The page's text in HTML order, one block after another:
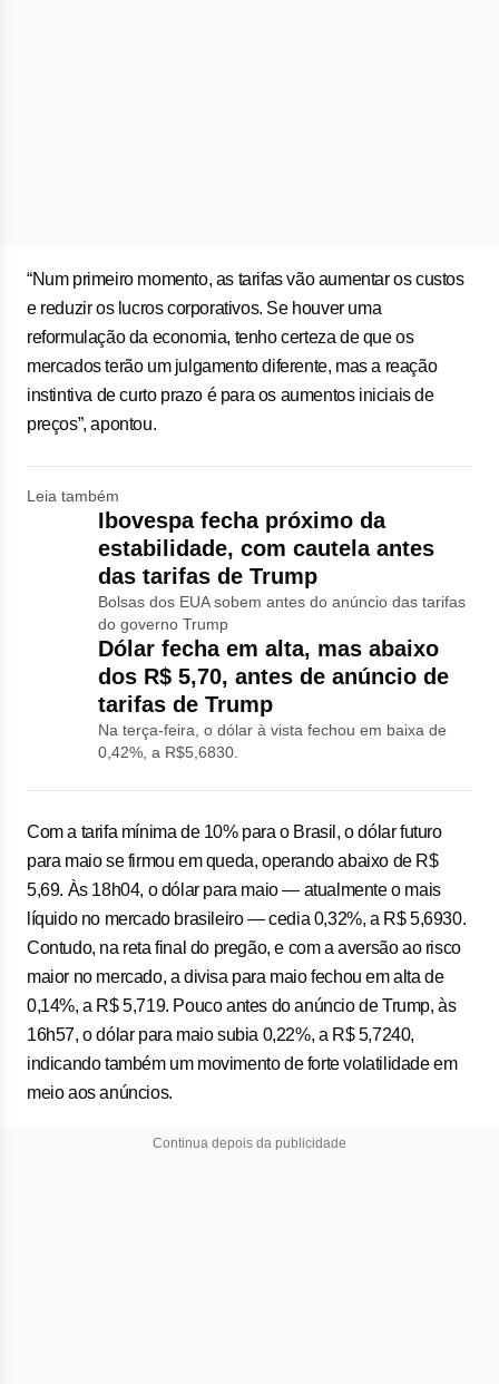
“Num primeiro momento, as tarifas vão aumentar os custos
e reduzir os lucros corporativos. Se houver uma
reformulação da economia, tenho certeza de que os
mercados terão um julgamento diferente, mas a reação
instintiva de curto prazo é para os aumentos iniciais de
preços”, apontou.
Leia também
Ibovespa fecha próximo da
estabilidade, com cautela antes
das tarifas de Trump
Bolsas dos EUA sobem antes do anúncio das tarifas
do governo Trump
Dólar fecha em alta, mas abaixo
dos R$ 5,70, antes de anúncio de
tarifas de Trump
Na terça-feira, o dólar à vista fechou em baixa de
0,42%, a R$5,6830.
Com a tarifa mínima de 10% para o Brasil, o dólar futuro
para maio se firmou em queda, operando abaixo de R$
5,69. Às 18h04, o dólar para maio — atualmente o mais
líquido no mercado brasileiro — cedia 0,32%, a R$ 5,6930.
Contudo, na reta final do pregão, e com a aversão ao risco
maior no mercado, a divisa para maio fechou em alta de
0,14%, a R$ 5,719. Pouco antes do anúncio de Trump, às
16h57, o dólar para maio subia 0,22%, a R$ 5,7240,
indicando também um movimento de forte volatilidade em
meio aos anúncios.
Continua depois da publicidade